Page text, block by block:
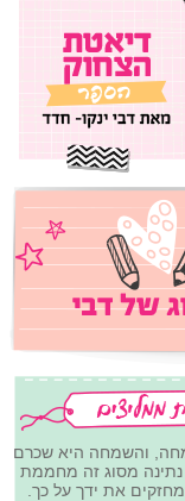
והשמחה היא שכרם
נתינה מסוג זה מחממת
את ידך על כך.